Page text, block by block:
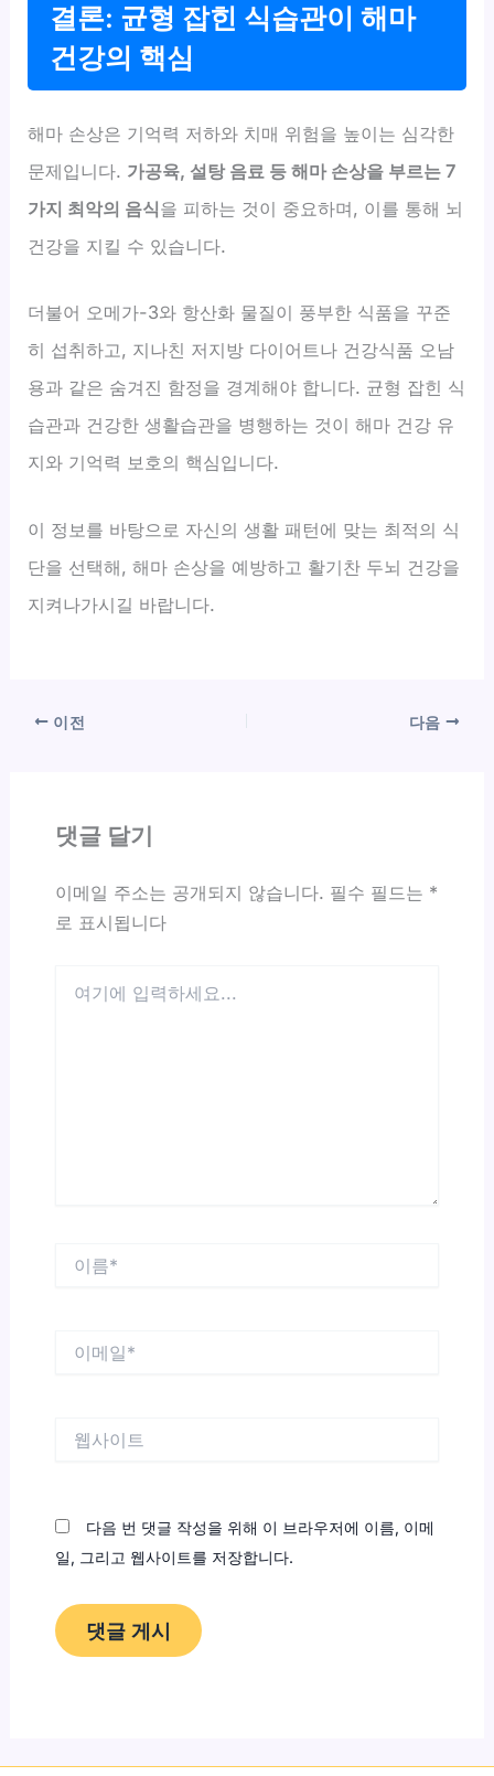
결론: 균형 잡힌 식습관이 해마
건강의 핵심
해마 손상은 기억력 저하와 치매 위험을 높이는 심각한
문제입니다. 가공육, 설탕 음료 등 해마 손상을 부르는 7
가지 최악의 음식을 피하는 것이 중요하며, 이를 통해 뇌
건강을 지킬 수 있습니다.
더불어 오메가-3와 항산화 물질이 풍부한 식품을 꾸준
히 섭취하고, 지나친 저지방 다이어트나 건강식품 오남
용과 같은 숨겨진 함정을 경계해야 합니다. 균형 잡힌 식
습관과 건강한 생활습관을 병행하는 것이 해마 건강 유
지와 기억력 보호의 핵심입니다.
이 정보를 바탕으로 자신의 생활 패턴에 맞는 최적의 식
단을 선택해, 해마 손상을 예방하고 활기찬 두뇌 건강을
지켜나가시길 바랍니다.
이전 다음
댓글 달기
이메일 주소는 공개되지 않습니다. 필수 필드는 *
로 표시됩니다
다음 번 댓글 작성을 위해 이 브라우저에 이름, 이메
일, 그리고 웹사이트를 저장합니다.